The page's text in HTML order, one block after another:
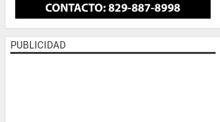
PUBLICIDAD